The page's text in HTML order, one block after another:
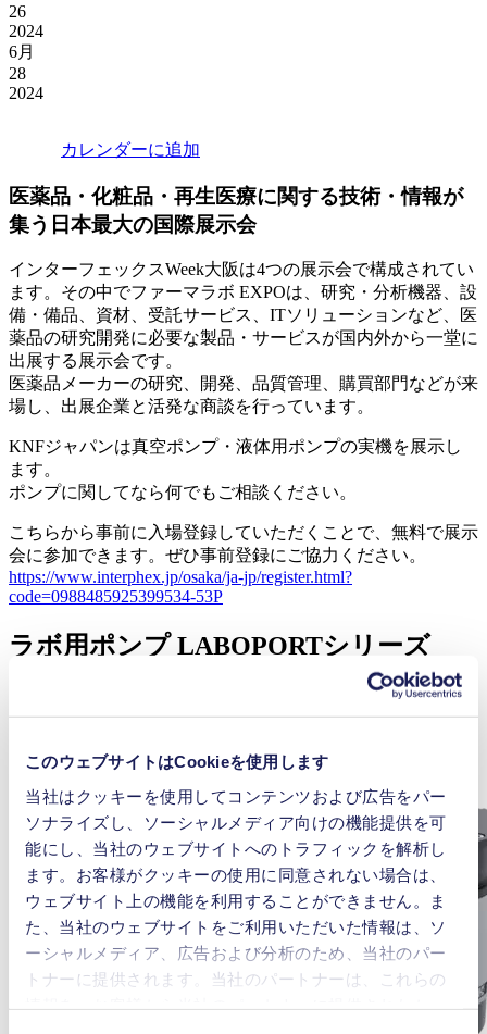
このウェブサイトはCookieを使用します
当社はクッキーを使用してコンテンツおよび広告をパー
ソナライズし、ソーシャルメディア向けの機能提供を可
能にし、当社のウェブサイトへのトラフィックを解析し
ます。お客様がクッキーの使用に同意されない場合は、
ウェブサイト上の機能を利用することができません。ま
た、当社のウェブサイトをご利用いただいた情報は、ソ
ーシャルメディア、広告および分析のため、当社のパー
トナーに提供されます。当社のパートナーは、これらの
26
2024
6月
28
2024
カレンダーに追加
医薬品・化粧品・再生医療に関する技術・情報が
集う日本最大の国際展示会
インターフェックスWeek大阪は4つの展示会で構成されてい
ます。その中でファーマラボ EXPOは、研究・分析機器、設
備・備品、資材、受託サービス、ITソリューションなど、医
薬品の研究開発に必要な製品・サービスが国内外から一堂に
出展する展示会です。
医薬品メーカーの研究、開発、品質管理、購買部門などが来
場し、出展企業と活発な商談を行っています。
KNFジャパンは真空ポンプ・液体用ポンプの実機を展示し
ます。
ポンプに関してなら何でもご相談ください。
こちらから事前に入場登録していただくことで、無料で展示
会に参加できます。ぜひ事前登録にご協力ください。
https://www.interphex.jp/osaka/ja-jp/register.html?
code=0988485925399534-53P
ラボ用ポンプ LABOPORTシリーズ